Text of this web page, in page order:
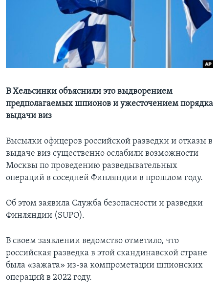
Learning English
СОЦИАЛЬНЫЕ СЕТИ
Языки
В Хельсинки объяснили это выдворением
предполагаемых шпионов и ужесточением порядка
выдачи виз
Высылки офицеров российской разведки и отказы в
выдаче виз существенно ослабили возможности
Москвы по проведению разведывательных
операций в соседней Финляндии в прошлом году.
Об этом заявила Служба безопасности и разведки
Финляндии (SUPO).
В своем заявлении ведомство отметило, что
российская разведка в этой скандинавской стране
была «зажата» из-за компрометации шпионских
операций в 2022 году.